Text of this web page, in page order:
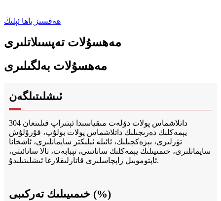
ھەقسىز باھا ئېلىڭ
مەھسۇلات تەپسىلاتلىرى
مەھسۇلات بەلگىلىرى
ئىشلىتىلگەن
304 داتلاشماس پولات دۆلەت مىقياسىدا ئېتىراپ قىلىنغان
يېمەكلىك دەرىجىلىك داتلاشماس پولات بولۇپ، قۇرۇلۇش
تۈرلىرى، بېزەكچىلىك، ئائىلە ئېلېكتر سايمانلىرى، ئاشخانا
سايمانلىرى، خىمىيىلىك يېمەكلىك سانائىتى، تېبابەت، تالا سانائىتى،
ئاپتوموبىل زاپچاسلىرى قاتارلىقلارغا ئىشلىتىلىدۇ.
خىمىيىلىك تەركىبى (%)